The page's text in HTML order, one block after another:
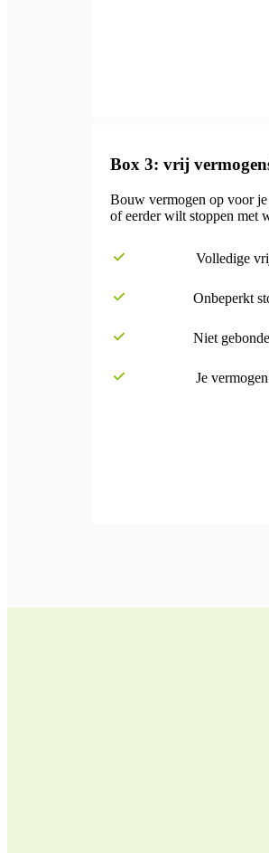
Box 3: vrij
Bouw vermogen op voor
of eerder wilt stoppen met
Volledige
Onbeperkt
Niet
Je